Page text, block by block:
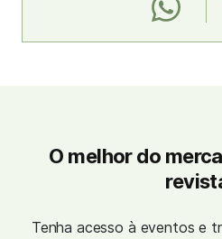
O melhor do
Tenha acesso à eventos e